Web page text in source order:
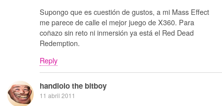
Supongo que es cuestión de gustos, a mi Mass Effect
me parece de calle el mejor juego de X360. Para
coñazo sin reto ni inmersión ya está el Red Dead
Redemption.
Reply
handlolo the bitboy
11 abril 2011